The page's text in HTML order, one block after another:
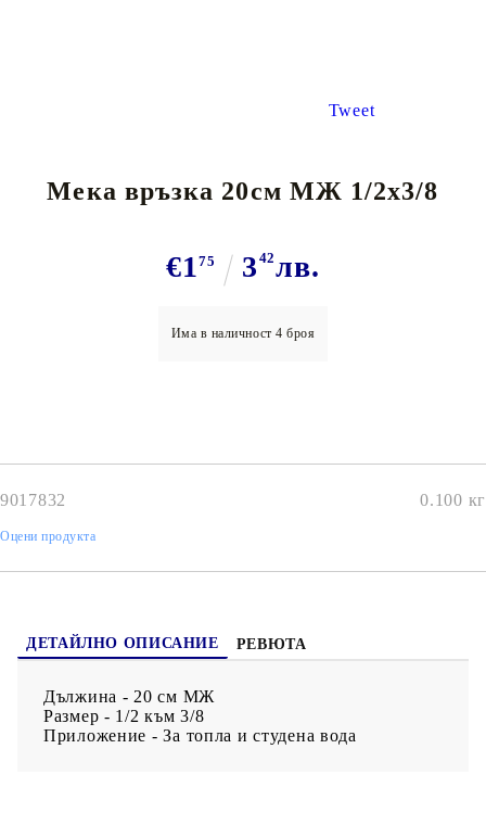
Tweet
Мека връзка 20см МЖ 1/2x3/8
€175 3 42лв.
Има в наличност4 броя
9017832 0.100 кг
Оцени продукта
ДЕТАЙЛНО ОПИСАНИЕ РЕВЮТА
Дължина - 20 см МЖ
Размер - 1/2 към 3/8
Приложение - За топла и студена вода